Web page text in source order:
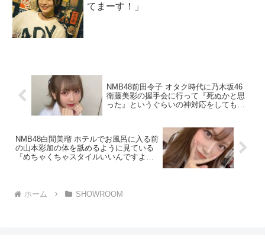
てまーす！」
NMB48前田令子 オタク時代に乃木坂46
衛藤美彩の握手会に行って『死ぬかと思
った』というぐらいの神対応をしてもら
NMB48白間美瑠 ホテルでお風呂に入る前
の山本彩加の体を舐めるように見ている
『めちゃくちゃスタイルいいんですよ』
ホーム SHOWROOM